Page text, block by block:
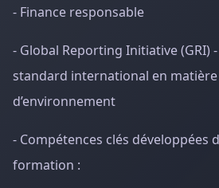
- Finance responsable
- Global Reporting Initiative (GRI)
standard international en matière
d’environnement
- Compétences clés développées
formation :